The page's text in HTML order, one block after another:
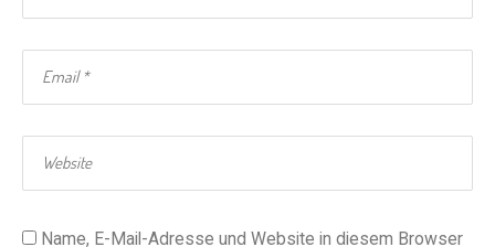
Name, E-Mail-Adresse und Website in diesem Browser